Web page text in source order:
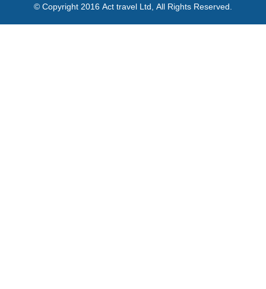
© Copyright 2016 Act travel Ltd, All Rights Reserved.